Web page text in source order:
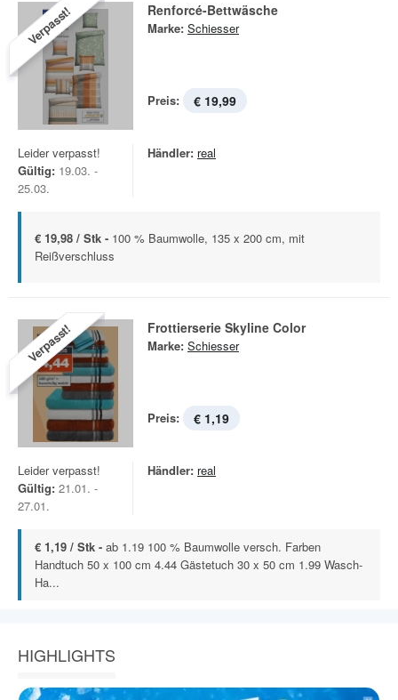
Verpasst! Renforcé-Bettwäsche
Marke: Schiesser
Preis: € 19,99
Leider verpasst!
Gültig: 19.03. -
25.03.
Händler: real
€ 19,98 / Stk - 100 % Baumwolle, 135 x 200 cm, mit
Reißverschluss
Verpasst! Frottierserie Skyline Color
Marke: Schiesser
Preis: € 1,19
Leider verpasst!
Gültig: 21.01. -
27.01.
Händler: real
€ 1,19 / Stk - ab 1.19 100 % Baumwolle versch. Farben
Handtuch 50 x 100 cm 4.44 Gästetuch 30 x 50 cm 1.99 Wasch-
Ha...
HIGHLIGHTS